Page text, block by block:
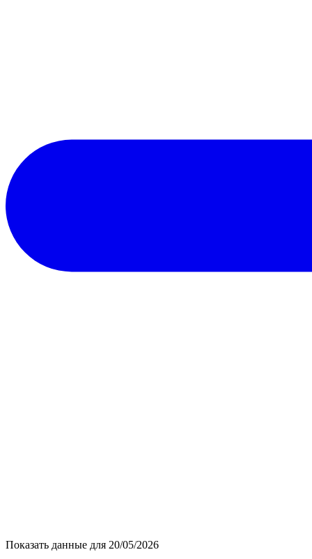
Показать данные для 20/05/2026